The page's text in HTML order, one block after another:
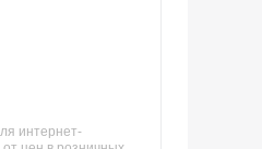
интернет-